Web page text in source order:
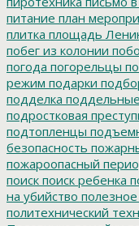
питание план
плитка площадь
побег из колонии
погода погорельцы
режим подарки
подделка
подростковая
подтопленцы
безопасность
пожароопасный
поиск поиск ребенка
на убийство полезное
политехнический